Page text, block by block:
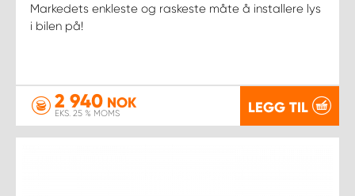
Markedets enkleste og raskeste måte å installere lys
i bilen på!
2 940 NOK
EKS. 25 % MOMS LEGG TIL